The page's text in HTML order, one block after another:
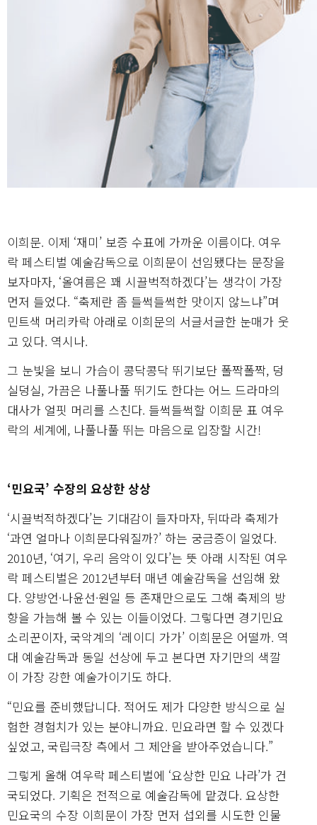
이희문. 이제 ‘재미’ 보증 수표에 가까운 이름이다. 여우
락 페스티벌 예술감독으로 이희문이 선임됐다는 문장을
보자마자, ‘올여름은 꽤 시끌벅적하겠다’는 생각이 가장
먼저 들었다. “축제란 좀 들썩들썩한 맛이지 않느냐”며
민트색 머리카락 아래로 이희문의 서글서글한 눈매가 웃
고 있다. 역시나.
그 눈빛을 보니 가슴이 콩닥콩닥 뛰기보단 폴짝폴짝, 덩
실덩실, 가끔은 나풀나풀 뛰기도 한다는 어느 드라마의
대사가 얼핏 머리를 스친다. 들썩들썩할 이희문 표 여우
락의 세계에, 나풀나풀 뛰는 마음으로 입장할 시간!
‘민요국’ 수장의 요상한 상상
‘시끌벅적하겠다’는 기대감이 들자마자, 뒤따라 축제가
‘과연 얼마나 이희문다워질까?’ 하는 궁금증이 일었다.
2010년, ‘여기, 우리 음악이 있다’는 뜻 아래 시작된 여우
락 페스티벌은 2012년부터 매년 예술감독을 선임해 왔
다. 양방언·나윤선·원일 등 존재만으로도 그해 축제의 방
향을 가늠해 볼 수 있는 이들이었다. 그렇다면 경기민요
소리꾼이자, 국악계의 ‘레이디 가가’ 이희문은 어떨까. 역
대 예술감독과 동일 선상에 두고 본다면 자기만의 색깔
이 가장 강한 예술가이기도 하다.
“민요를 준비했답니다. 적어도 제가 다양한 방식으로 실
험한 경험치가 있는 분야니까요. 민요라면 할 수 있겠다
싶었고, 국립극장 측에서 그 제안을 받아주었습니다.”
그렇게 올해 여우락 페스티벌에 ‘요상한 민요 나라’가 건
국되었다. 기획은 전적으로 예술감독에 맡겼다. 요상한
민요국의 수장 이희문이 가장 먼저 섭외를 시도한 인물